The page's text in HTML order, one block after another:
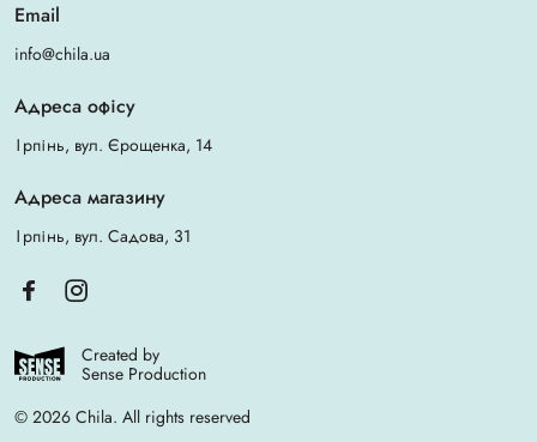
Email
info@chila.ua
Адреса офісу
Ірпінь, вул. Єрощенка, 14
Адреса магазину
Ірпінь, вул. Садова, 31
Created by
Sense Production
© 2026 Chila. All rights reserved